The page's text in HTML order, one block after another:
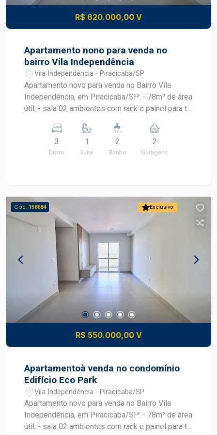
R$ 620.000,00 V
Apartamento nono para venda no
bairro Vila Independência
Vila Independência - Piracicaba/SP
Apartamento novo para venda no Bairro Vila
Independência, em Piracicaba/SP: - 78m² de área
útil; - sala 02 ambientes com rack e painel para tv;
armário planejado; - 03 dormitórios todos com
armário embutido, sendo 01 suíte; - 02 banheiros
com cuba: social e da suíte; - Varanda gourmet
Piscina na cobertura com vista incrível para a
cidade, perfeito para relaxar e socializar.
Localização: próximo a serviços, transporte
público, comércios e com fácil acesso a
principais vias da cidade.
3
Dorm.
1
Suite
2
Banho
2
Garagens
Exclusivo
Cód. 158684
R$ 550.000,00 V
Apartamentoà venda no condomínio
Edifício Eco Park
Vila Independência - Piracicaba/SP
Apartamento novo para venda no Bairro Vila
Independência, em Piracicaba/SP: - 78m² de área
útil; - sala 02 ambientes com rack e painel para tv;